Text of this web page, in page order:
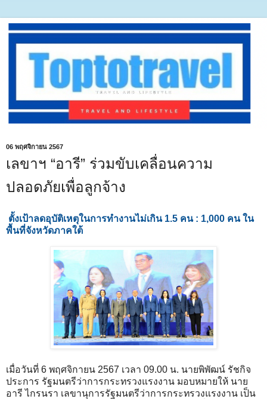
06 พฤศจิกายน 2567
เลขาฯ “อารี” ร่วมขับเคลื่อนความ
ปลอดภัยเพื่อลูกจ้าง
ตั้งเป้าลดอุบัติเหตุในการทำงานไม่เกิน 1.5 คน : 1,000 คน ใน
พื้นที่จังหวัดภาคใต้
เมื่อวันที่ 6 พฤศจิกายน 2567 เวลา 09.00 น. นายพิพัฒน์ รัชกิจ
ประการ รัฐมนตรีว่าการกระทรวงแรงงาน มอบหมายให้ นาย
อารี ไกรนรา เลขานุการรัฐมนตรีว่าการกระทรวงแรงงาน เป็น